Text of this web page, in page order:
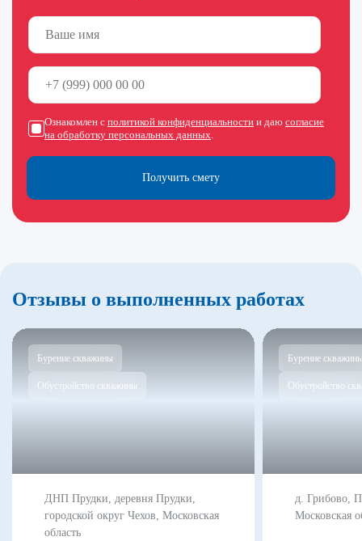
Получить смету
Ознакомлен с политикой конфиденциальности и даю согласие
на обработку персональных данных.
Отзывы о выполненных работах
Бурение скважины
Обустройство скважины
ДНП Прудки, деревня Прудки,
городской округ Чехов, Московская
область
Бурение
Обустройство
д. Грибово,
Московская